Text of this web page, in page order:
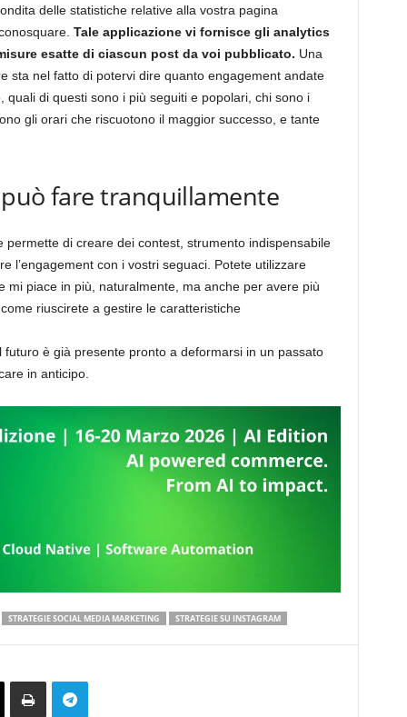
delle statistiche relative alla vostra pagina
Tale applicazione vi fornisce gli analytics
esatte di ciascun post da voi pubblicato. Una
sta nel fatto di potervi dire quanto engagement andate
di questi sono i più seguiti e popolari, chi sono i
gli orari che riscuotono il maggior successo, e tante
fare tranquillamente
permette di creare dei contest, strumento indispensabile
l’engagement con i vostri seguaci. Potete utilizzare
mi piace in più, naturalmente, ma anche per avere più
riuscirete a gestire le caratteristiche
futuro è già presente pronto a deformarsi in un passato
in anticipo.
STRATEGIE SOCIAL MEDIA MARKETING STRATEGIE SU INSTAGRAM